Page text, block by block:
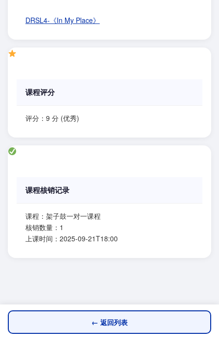
DRSL4-《In My Place》
课程评分
评分：9 分 (优秀)
课程核销记录
课程：架子鼓一对一课程
核销数量：1
上课时间：2025-09-21T18:00
← 返回列表